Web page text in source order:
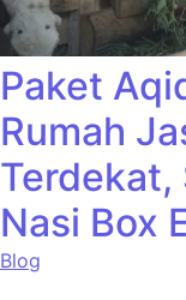
Paket
Rumah
Terdekat,
Nasi Box
Blog